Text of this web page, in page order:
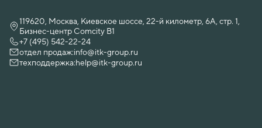
119620, Москва, Киевское шоссе, 22-й километр, 6А, стр. 1,
Бизнес-центр Comcity B1
+7 (495) 542-22-24
отдел продаж:info@itk-group.ru
техподдержка:help@itk-group.ru